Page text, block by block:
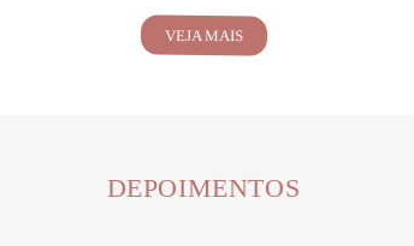
VEJA MAIS
DEPOIMENTOS